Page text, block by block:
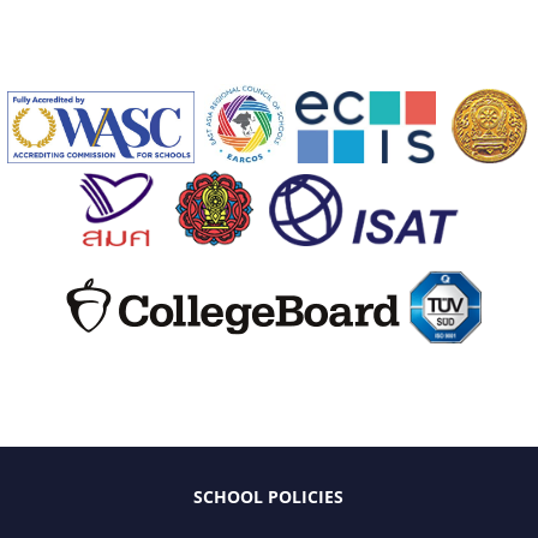
SCHOOL POLICIES